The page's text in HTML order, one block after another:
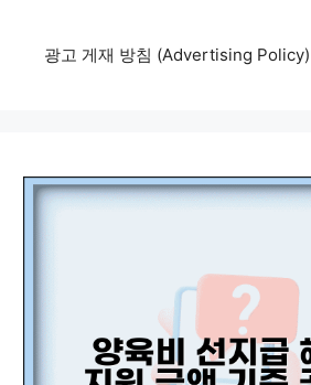
광고 게재 방침 (Advertising Policy)